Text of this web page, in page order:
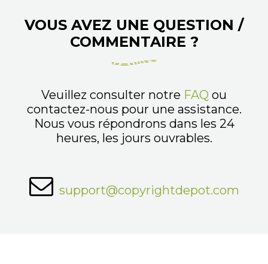
VOUS AVEZ UNE QUESTION /
COMMENTAIRE ?
Veuillez consulter notre FAQ ou
contactez-nous pour une assistance.
Nous vous répondrons dans les 24
heures, les jours ouvrables.
support@copyrightdepot.com